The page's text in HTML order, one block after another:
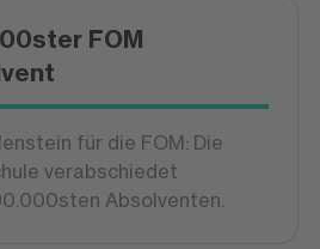
FOM
für die FOM: Die
verabschiedet
Absolventen.